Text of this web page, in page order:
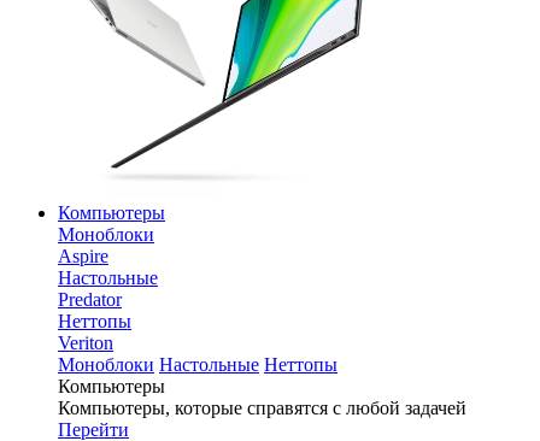
Компьютеры
Моноблоки
Aspire
Настольные
Predator
Неттопы
Veriton
Моноблоки Настольные Неттопы
Компьютеры
Компьютеры, которые справятся с любой задачей
Перейти